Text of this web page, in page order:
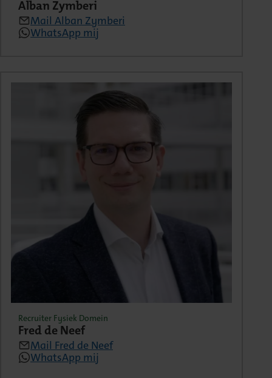
Alban Zymberi
Mail Alban Zymberi
WhatsApp mij
Fred de Neef
Recruiter Fysiek Domein
Mail Fred de Neef
WhatsApp mij